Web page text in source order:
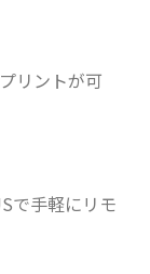
リントが可
で手軽にリモ